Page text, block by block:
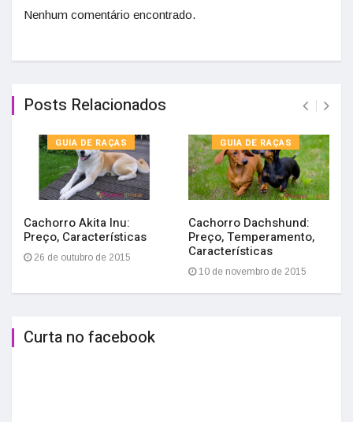
Nenhum comentário encontrado.
Posts Relacionados
GUIA DE RAÇAS
Cachorro Akita Inu:
Preço, Características
26 de outubro de 2015
GUIA DE RAÇAS
Cachorro Dachshund:
Preço, Temperamento,
Características
10 de novembro de 2015
Curta no facebook